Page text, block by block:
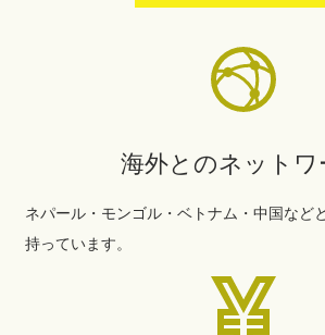
海外とのネットワ
ネパール・モンゴル・ベトナム・中国など
持っています。